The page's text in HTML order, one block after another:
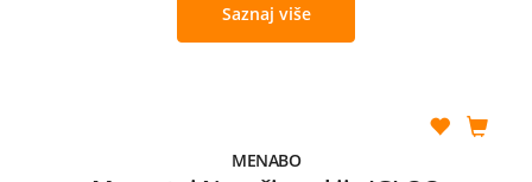
Saznaj više
MENABO